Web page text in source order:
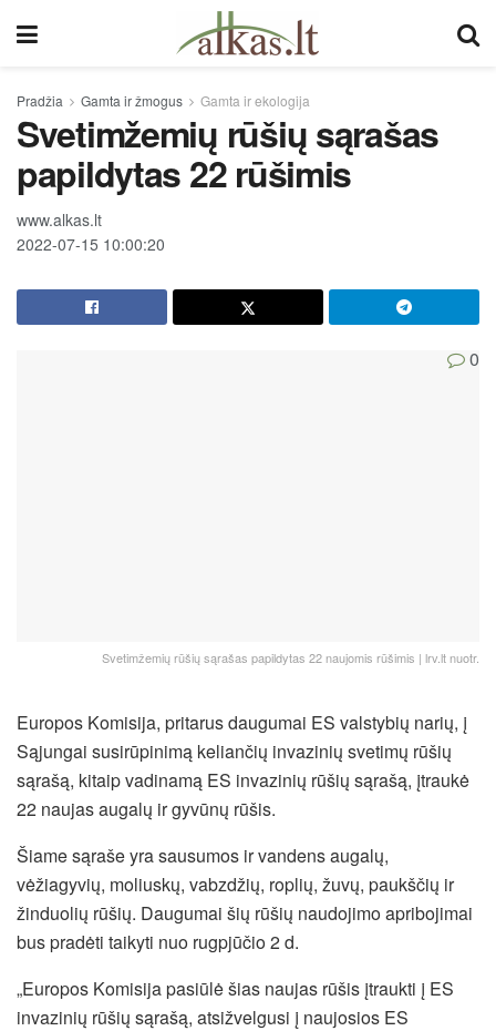
Pradžia Gamta ir žmogus Gamta ir ekologija
Svetimžemių rūšių sąrašas
papildytas 22 rūšimis
www.alkas.lt
2022-07-15 10:00:20
0
Svetimžemių rūšių sąrašas papildytas 22 naujomis rūšimis | lrv.lt nuotr.
Europos Komisija, pritarus daugumai ES valstybių narių, į
Sąjungai susirūpinimą keliančių invazinių svetimų rūšių
sąrašą, kitaip vadinamą ES invazinių rūšių sąrašą, įtraukė
22 naujas augalų ir gyvūnų rūšis.
Šiame sąraše yra sausumos ir vandens augalų,
vėžiagyvių, moliuskų, vabzdžių, roplių, žuvų, paukščių ir
žinduolių rūšių. Daugumai šių rūšių naudojimo apribojimai
bus pradėti taikyti nuo rugpjūčio 2 d.
„Europos Komisija pasiūlė šias naujas rūšis įtraukti į ES
invazinių rūšių sąrašą, atsižvelgusi į naujosios ES